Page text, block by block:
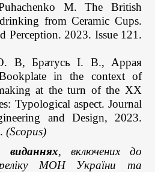
M. The British
from Ceramic Cups.
Perception. 2023. Issue 121.
В, Братусь І. В., Аррая
in the context of
at the turn of the XX
Typological aspect. Journal
and Design, 2023.
(Scopus)
виданнях, включених до
МОН України та